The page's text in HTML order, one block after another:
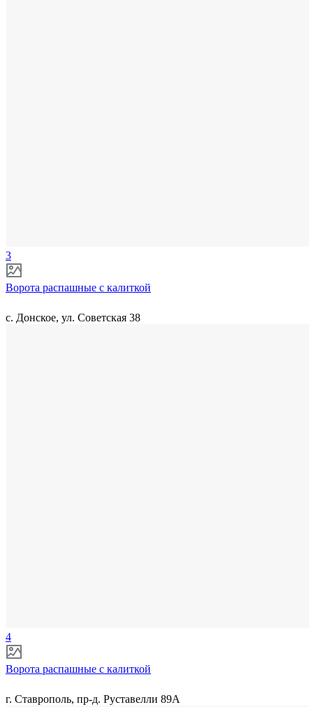
3
Ворота распашные с калиткой
с. Донское, ул. Советская 38
4
Ворота распашные с калиткой
г. Ставрополь, пр-д. Руставелли 89А